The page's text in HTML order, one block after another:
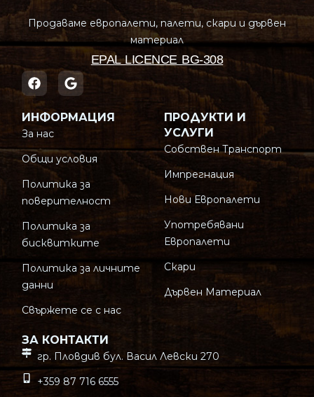
Продаваме европалети, палети, скари и дървен
материал
EPAL LICENCE BG-308
ИНФОРМАЦИЯ
За нас
Общи условия
Политика за
поверителност
Политика за
бисквитките
Политика за личните
данни
Свържете се с нас
ПРОДУКТИ И
УСЛУГИ
Собствен Транспорт
Импрегнация
Нови Европалети
Употребявани
Европалети
Скари
Дървен Материал
ЗА КОНТАКТИ
гр. Пловдив бул. Васил Левски 270
+359 87 716 6555